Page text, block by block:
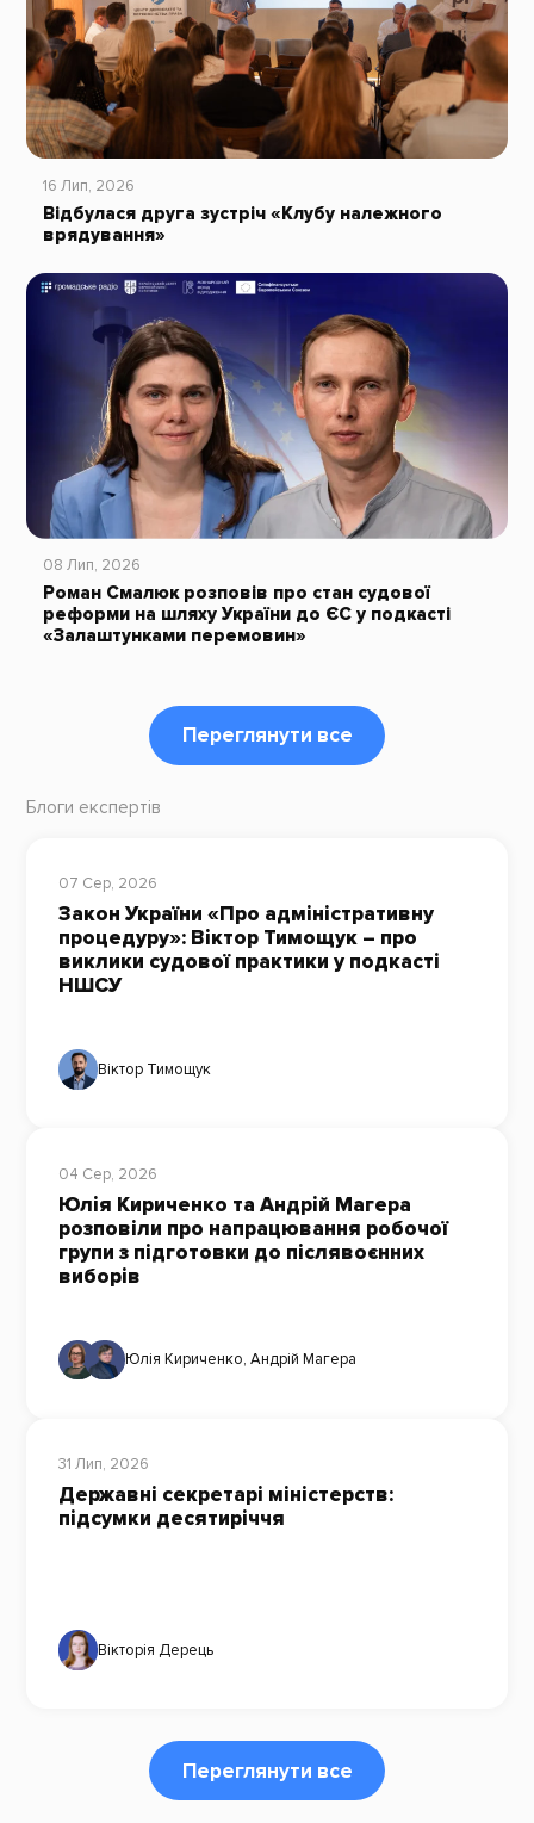
16 Лип, 2026
Відбулася друга зустріч «Клубу належного
врядування»
08 Лип, 2026
Роман Смалюк розповів про стан судової
реформи на шляху України до ЄС у подкасті
«Залаштунками перемовин»
Переглянути все
Блоги експертів
07 Сер, 2026
Закон України «Про адміністративну
процедуру»: Віктор Тимощук – про
виклики судової практики у подкасті
НШСУ
Віктор Тимощук
04 Сер, 2026
Юлія Кириченко та Андрій Магера
розповіли про напрацювання робочої
групи з підготовки до післявоєнних
виборів
Юлія Кириченко, Андрій Магера
31 Лип, 2026
Державні секретарі міністерств:
підсумки десятиріччя
Вікторія Дерець
Переглянути все